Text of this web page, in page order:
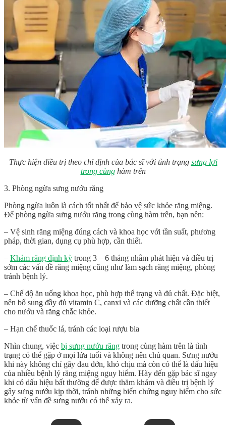
Thực hiện điều trị theo chỉ định của bác sĩ với tình trạng sưng lợi
trong cùnghàm trên
3. Phòng ngừa sưng nướu răng
Phòng ngừa luôn là cách tốt nhất để bảo vệ sức khỏe răng miệng.
Để phòng ngừa sưng nướu răng trong cùng hàm trên, bạn nên:
– Vệ sinh răng miệng đúng cách và khoa học với tần suất, phương
pháp, thời gian, dụng cụ phù hợp, cần thiết.
– Khám răng định kỳ trong 3 – 6 tháng nhằm phát hiện và điều trị
sớm các vấn đề răng miệng cũng như làm sạch răng miệng, phòng
tránh bệnh lý.
– Chế độ ăn uống khoa học, phù hợp thể trạng và đủ chất. Đặc biệt,
nên bổ sung đầy đủ vitamin C, canxi và các dưỡng chất cần thiết
cho nướu và răng chắc khỏe.
– Hạn chế thuốc lá, tránh các loại rượu bia
Nhìn chung, việc bị sưng nướu răng trong cùng hàm trên là tình
trạng có thể gặp ở mọi lứa tuổi và không nên chủ quan. Sưng nướu
khi này không chỉ gây đau đớn, khó chịu mà còn có thể là dấu hiệu
của nhiều bệnh lý răng miệng nguy hiểm. Hãy đến gặp bác sĩ ngay
khi có dấu hiệu bất thường để được thăm khám và điều trị bệnh lý
gây sưng nướu kịp thời, tránh những biến chứng nguy hiểm cho sức
khỏe từ vấn đề sưng nướu có thể xảy ra.